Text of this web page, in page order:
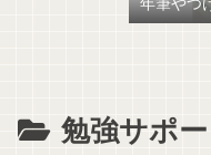
ノート
勉強サポ